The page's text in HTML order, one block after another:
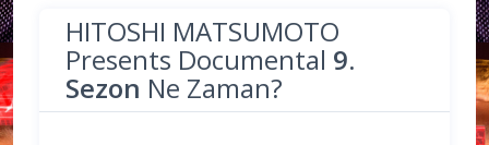
HITOSHI MATSUMOTO
Presents Documental 9.
Sezon Ne Zaman?